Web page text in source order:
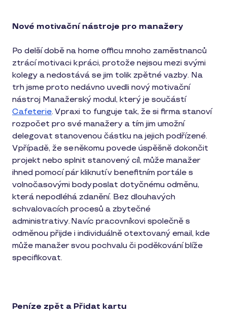
Nové motivační nástroje pro manažery
Po delší době na home officu mnoho zaměstnanců
ztrácí motivaci k práci, protože nejsou mezi svými
kolegy a nedostává se jim tolik zpětné vazby. Na
trh jsme proto nedávno uvedli nový motivační
nástroj Manažerský modul, který je součástí
Cafeterie. V praxi to funguje tak, že si firma stanoví
rozpočet pro své manažery a tím jim umožní
delegovat stanovenou částku na jejich podřízené.
V případě, že se někomu povede úspěšně dokončit
projekt nebo splnit stanovený cíl, může manažer
ihned pomocí pár kliknutí v benefitním portále s
volnočasovými body poslat dotyčnému odměnu,
která nepodléhá zdanění. Bez dlouhavých
schvalovacích procesů a zbytečné
administrativy. Navíc pracovníkovi společně s
odměnou přijde i individuálně otextovaný email, kde
může manažer svou pochvalu či poděkování blíže
specifikovat.
Peníze zpět a Přidat kartu